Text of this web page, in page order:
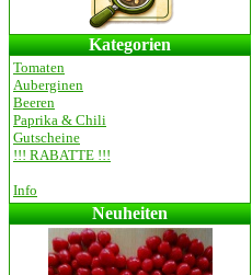
Kategorien
Tomaten
Auberginen
Beeren
Paprika & Chili
Gutscheine
!!! RABATTE !!!
Info
Neuheiten